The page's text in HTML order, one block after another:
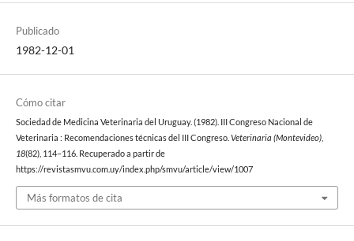
Publicado
1982-12-01
Cómo citar
Sociedad de Medicina Veterinaria del Uruguay. (1982). III Congreso Nacional de
Veterinaria : Recomendaciones técnicas del III Congreso. Veterinaria (Montevideo),
18(82), 114–116. Recuperado a partir de
https://revistasmvu.com.uy/index.php/smvu/article/view/1007
Más formatos de cita